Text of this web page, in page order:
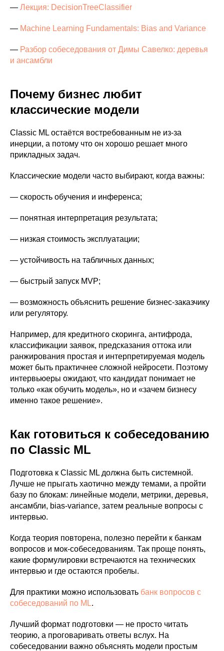
— Лекция: DecisionTreeClassifier
— Machine Learning Fundamentals: Bias and Variance
— Разбор собеседования от Димы Савелко: деревья
и ансамбли
Почему бизнес любит
классические модели
Classic ML остаётся востребованным не из-за
инерции, а потому что он хорошо решает много
прикладных задач.
Классические модели часто выбирают, когда важны:
— скорость обучения и инференса;
— понятная интерпретация результата;
— низкая стоимость эксплуатации;
— устойчивость на табличных данных;
— быстрый запуск MVP;
— возможность объяснить решение бизнес-заказчику
или регулятору.
Например, для кредитного скоринга, антифрода,
классификации заявок, предсказания оттока или
ранжирования простая и интерпретируемая модель
может быть практичнее сложной нейросети. Поэтому
интервьюеры ожидают, что кандидат понимает не
только «как обучить модель», но и «зачем бизнесу
именно такое решение».
Как готовиться к собеседованию
по Classic ML
Подготовка к Classic ML должна быть системной.
Лучше не прыгать хаотично между темами, а пройти
базу по блокам: линейные модели, метрики, деревья,
ансамбли, bias-variance, затем реальные вопросы с
интервью.
Когда теория повторена, полезно перейти к банкам
вопросов и мок-собеседованиям. Так проще понять,
какие формулировки встречаются на технических
интервью и где остаются пробелы.
Для практики можно использовать банк вопросов с
собеседований по ML.
Лучший формат подготовки — не просто читать
теорию, а проговаривать ответы вслух. На
собеседовании важно объяснять модели простым